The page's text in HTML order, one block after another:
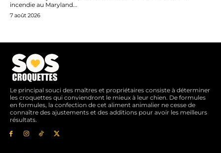
incendie au Maryland...
7 août 2026
Le principal souci des maîtres et propriétaires consiste à déterminer
les croquettes qui conviendront le mieux à leur chien. De formules
en formules, la confection de cet aliment animalier ne cesse de
connaître des ajustements et des additions pour avoir les meilleurs
résultats.